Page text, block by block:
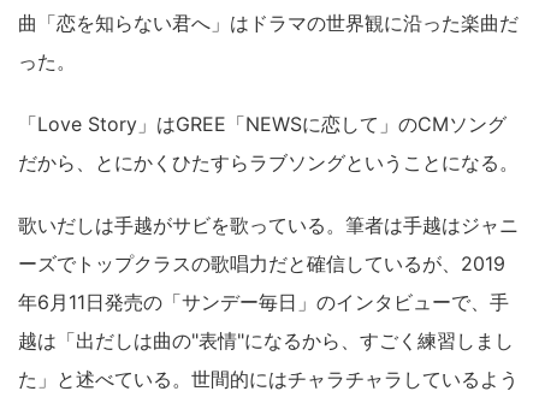
曲「恋を知らない君へ」はドラマの世界観に沿った楽曲だ
った。
「Love Story」はGREE「NEWSに恋して」のCMソング
だから、とにかくひたすらラブソングということになる。
歌いだしは手越がサビを歌っている。筆者は手越はジャニ
ーズでトップクラスの歌唱力だと確信しているが、2019
年6月11日発売の「サンデー毎日」のインタビューで、手
越は「出だしは曲の"表情"になるから、すごく練習しまし
た」と述べている。世間的にはチャラチャラしているよう